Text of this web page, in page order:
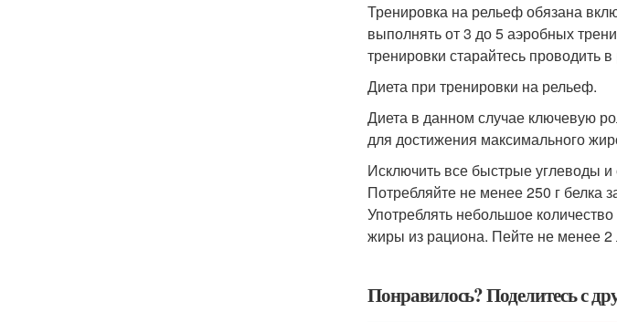
Тренировка на рельеф обязана
выполнять от 3 до 5 аэробных
тренировки старайтесь проводить
Диета при тренировки на рельеф.
Диета в данном случае ключевую
для достижения максимального
Исключить все быстрые углеводы
Потребляйте не менее 250 г белка
Употреблять небольшое
жиры из рациона. Пейте не менее 2
Понравилось? Поделитесь с